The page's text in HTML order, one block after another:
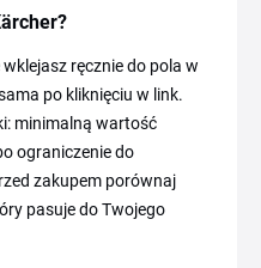
ręcznie do pola w
po kliknięciu w link.
minimalną wartość
ograniczenie do
zakupem porównaj
pasuje do Twojego